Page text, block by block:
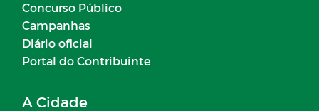
Concurso Público
Campanhas
Diário oficial
Portal do Contribuinte
A Cidade